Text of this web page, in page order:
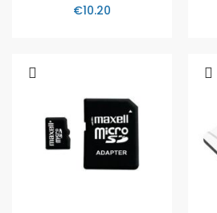
€10.20